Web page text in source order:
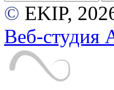
© EKIP,
Веб-студия